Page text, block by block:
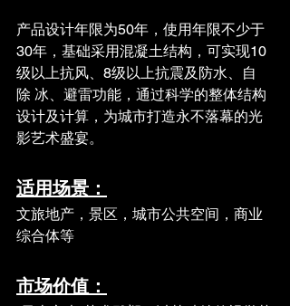
产品设计年限为50年，使用年限不少于
30年，基础采用混凝土结构，可实现10
级以上抗风、8级以上抗震及防水、自
除 冰、避雷功能，通过科学的整体结构
设计及计算，为城市打造永不落幕的光
影艺术盛宴。
适用场景：
文旅地产，景区，城市公共空间，商业
综合体等
市场价值：